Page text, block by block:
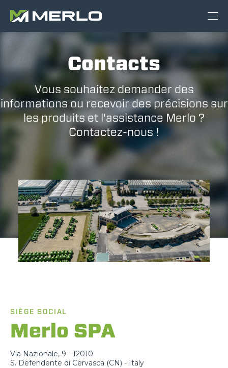
Contacts
Vous souhaitez demander des
informations ou recevoir des précisions sur
les produits et l'assistance Merlo ?
Contactez-nous !
SIÈGE SOCIAL
Merlo SPA
Via Nazionale, 9 - 12010
S. Defendente di Cervasca (CN) - Italy